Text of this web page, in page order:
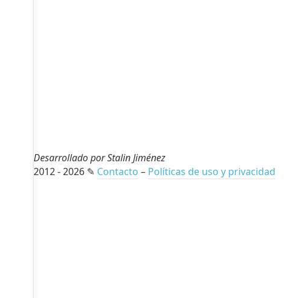
Desarrollado por Stalin Jiménez
2012 - 2026 ✎ Contacto – Políticas de uso y privacidad